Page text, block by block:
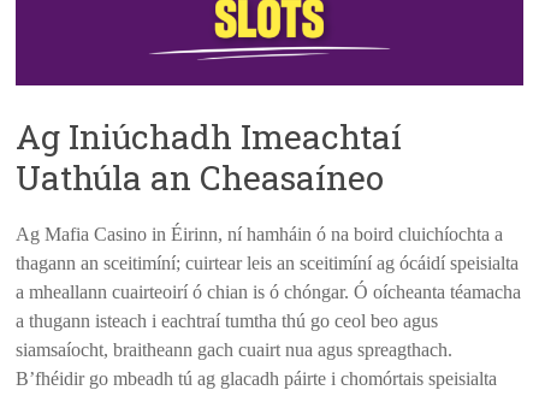
Ag Iniúchadh Imeachtaí
Uathúla an Cheasaíneo
Ag Mafia Casino in Éirinn, ní hamháin ó na boird cluichíochta a
thagann an sceitimíní; cuirtear leis an sceitimíní ag ócáidí speisialta
a mheallann cuairteoirí ó chian is ó chóngar. Ó oícheanta téamacha
a thugann isteach i eachtraí tumtha thú go ceol beo agus
siamsaíocht, braitheann gach cuairt nua agus spreagthach.
B’fhéidir go mbeadh tú ag glacadh páirte i chomórtais speisialta